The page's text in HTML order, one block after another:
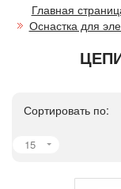
Главная
Оснастка для
Сортировать по:
15